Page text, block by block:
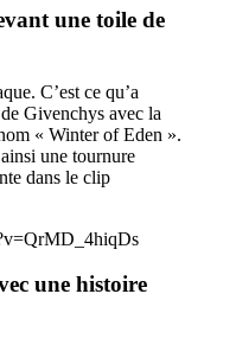
une toile de
C’est ce qu’a
Givenchys avec la
« Winter of Eden ».
une tournure
dans le clip
une histoire